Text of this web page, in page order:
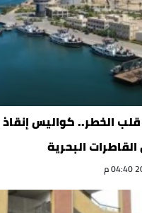
قلب الخطر.. كواليس
البحرية